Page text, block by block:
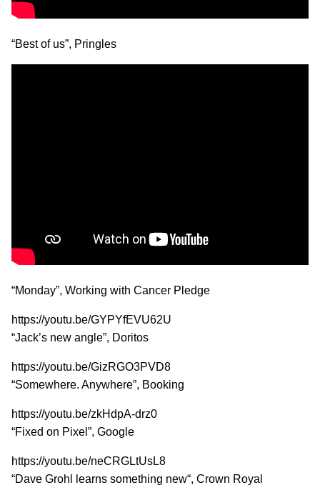
“Best of us”, Pringles
“Monday”, Working with Cancer Pledge
https://youtu.be/GYPYfEVU62U
“Jack’s new angle”, Doritos
https://youtu.be/GizRGO3PVD8
“Somewhere. Anywhere”, Booking
https://youtu.be/zkHdpA-drz0
“Fixed on Pixel”, Google
https://youtu.be/neCRGLtUsL8
“Dave Grohl learns something new“, Crown Royal